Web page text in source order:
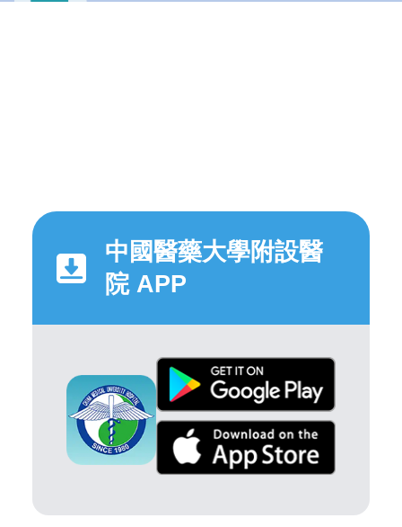
中國醫藥大學附設醫
院 APP